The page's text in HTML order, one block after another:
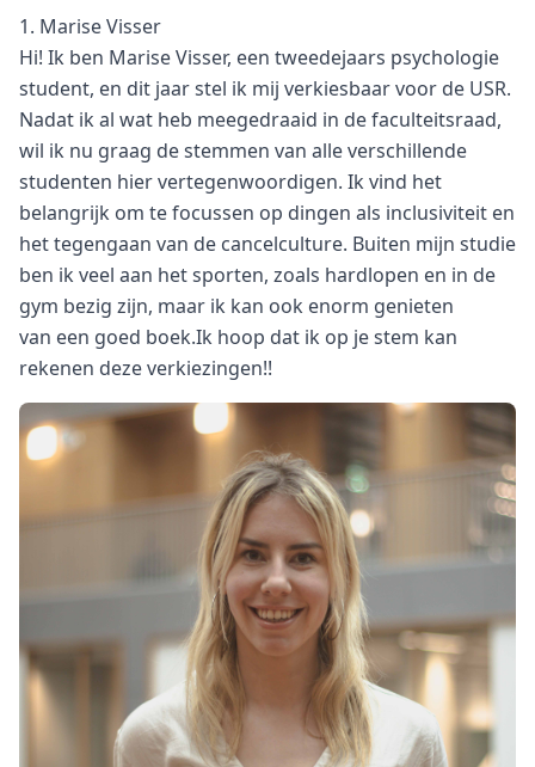
1. Marise Visser
Hi! Ik ben Marise Visser, een tweedejaars psychologie
student, en dit jaar stel ik mij verkiesbaar voor de USR.
Nadat ik al wat heb meegedraaid in de faculteitsraad,
wil ik nu graag de stemmen van alle verschillende
studenten hier vertegenwoordigen. Ik vind het
belangrijk om te focussen op dingen als inclusiviteit en
het tegengaan van de cancelculture. Buiten mijn studie
ben ik veel aan het sporten, zoals hardlopen en in de
gym bezig zijn, maar ik kan ook enorm genieten
van een goed boek.Ik hoop dat ik op je stem kan
rekenen deze verkiezingen!!